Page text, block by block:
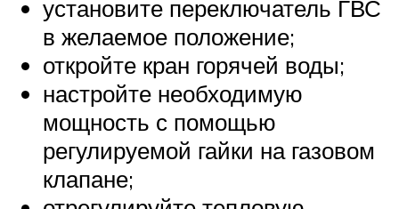
установите переключатель ГВС
в желаемое положение;
откройте кран горячей воды;
настройте необходимую
мощность с помощью
регулируемой гайки на газовом
клапане;